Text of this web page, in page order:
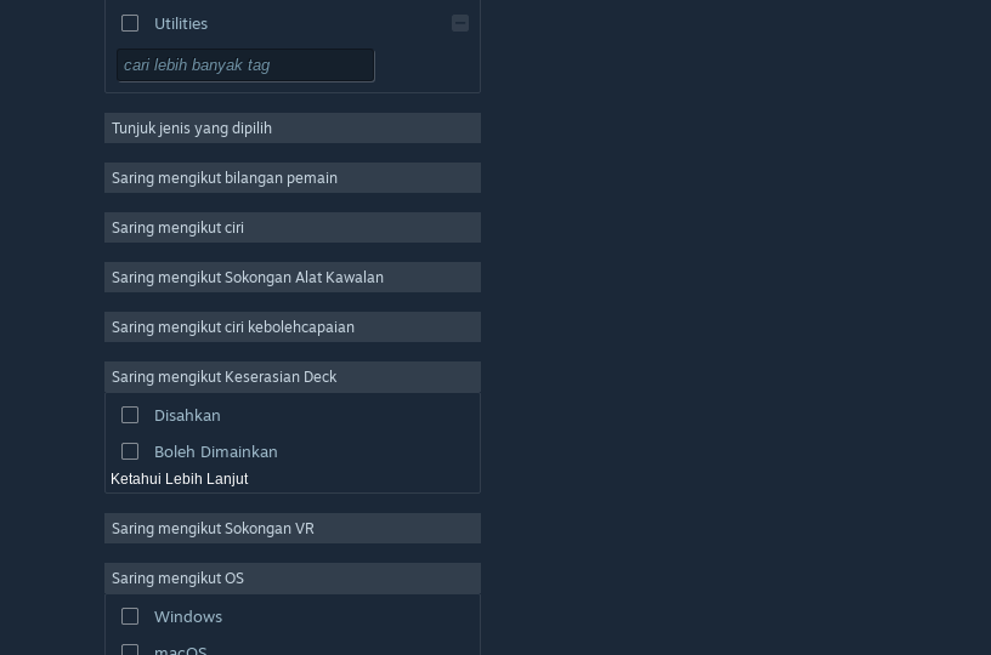
Utilities
Free to Play
Massively Multiplayer
Casual
Simulation
Video Production
Photo Editing
Tunjuk jenis yang dipilih
Saring mengikut bilangan pemain
Saring mengikut ciri
Saring mengikut Sokongan Alat Kawalan
Saring mengikut ciri kebolehcapaian
Saring mengikut Keserasian Deck
Disahkan
Boleh Dimainkan
Ketahui Lebih Lanjut
Saring mengikut Sokongan VR
Saring mengikut OS
Windows